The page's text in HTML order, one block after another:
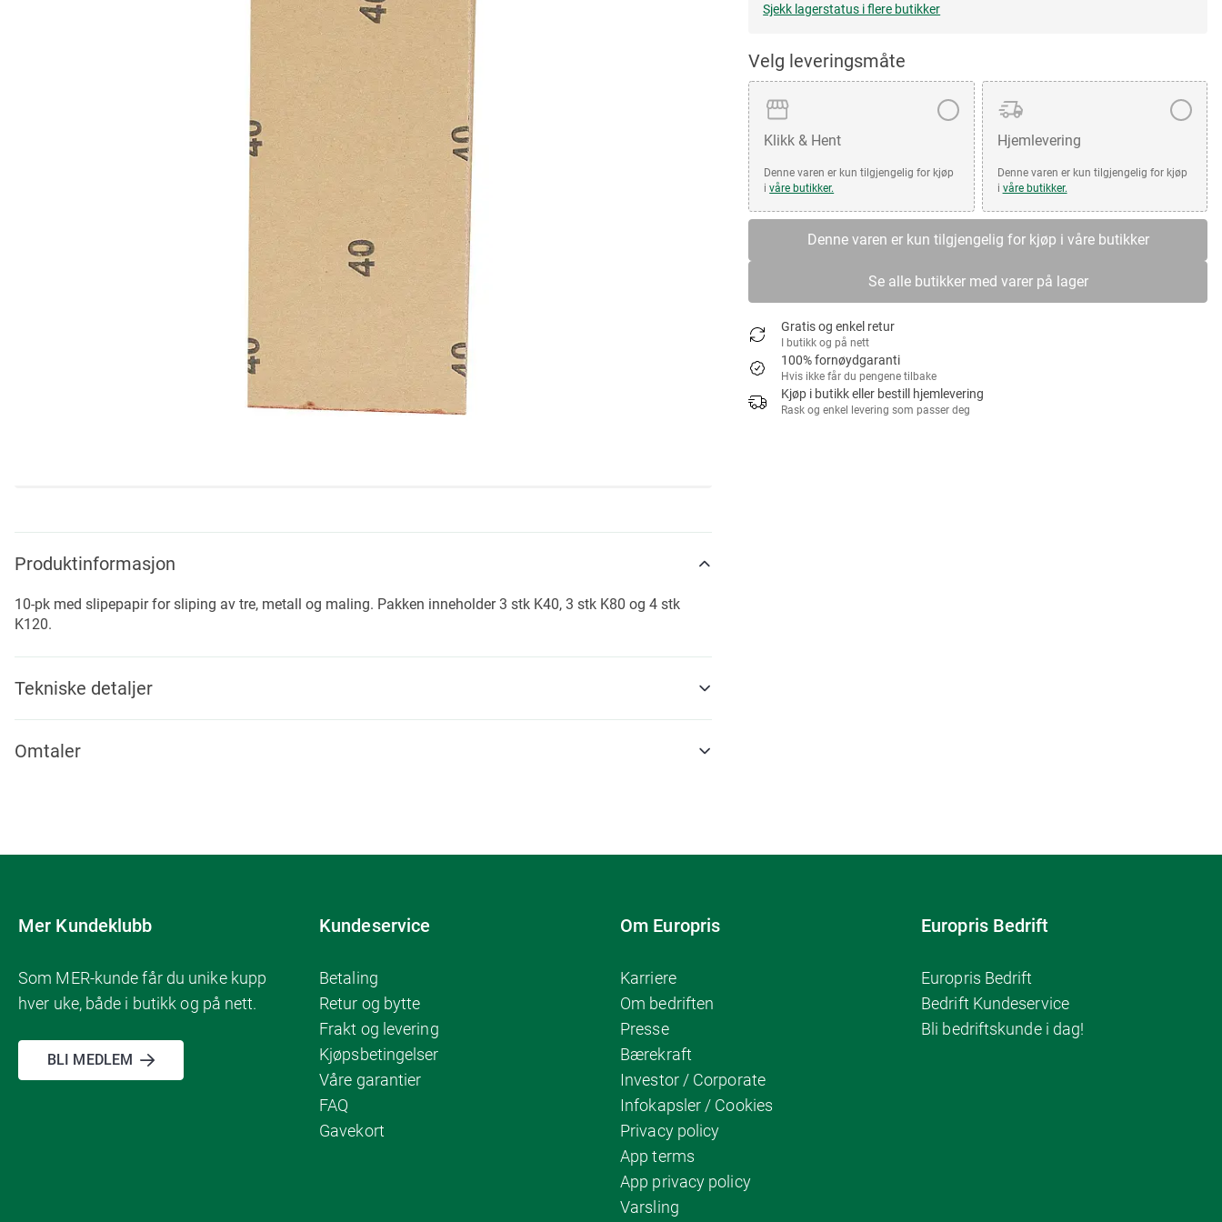
Sjekk lagerstatus i flere butikker
Velg leveringsmåte
Klikk & Hent
Denne varen er kun tilgjengelig for kjøp
ivåre butikker.
Hjemlevering
Denne varen er kun tilgjengelig for kjøp
i våre butikker.
Denne varen er kun tilgjengelig for kjøp i våre butikker
Se alle butikker med varer på lager
Gratis og enkel retur
I butikk og på nett
100% fornøydgaranti
Hvis ikke får du pengene tilbake
Kjøp i butikk eller bestill hjemlevering
Rask og enkel levering som passer deg
the
beginning
the
images
Produktinformasjon
10-pk med slipepapir for sliping av tre, metall og maling. Pakken inneholder 3 stk K40, 3 stk K80 og 4 stk
K120.
Tekniske detaljer
Omtaler
Mer Kundeklubb
Som MER-kunde får du unike kupp
hver uke, både i butikk og på nett.
BLI MEDLEM
Kundeservice
Betaling
Retur og bytte
Frakt og levering
Kjøpsbetingelser
Våre garantier
FAQ
Gavekort
Om Europris
Karriere
Om bedriften
Presse
Bærekraft
Investor / Corporate
Infokapsler / Cookies
Privacy policy
App terms
App privacy policy
Varsling
Europris Bedrift
Europris Bedrift
Bedrift Kundeservice
Bli bedriftskunde i dag!